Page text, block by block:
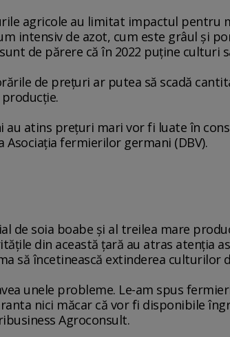
agricole au limitat impactul pentru
intensiv de azot, cum este grâul şi
de părere că în 2022 puţine culturi
de preţuri ar putea să scadă
atins preţuri mari vor fi luate în
Asociaţia fermierilor germani (DBV).
de soia boabe şi al treilea mare
din această ţară au atras atenţia
să încetinească extinderea culturilor
unele probleme. Le-am spus
nici măcar că vor fi disponibile
Agroconsult.